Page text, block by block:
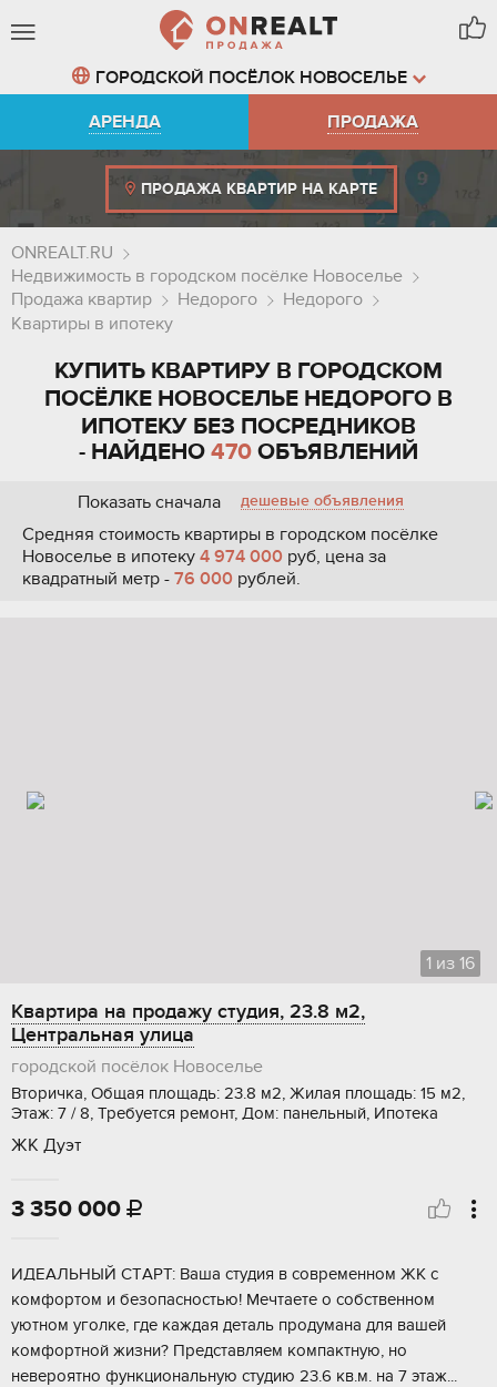
ГОРОДСКОЙ ПОСЁЛОК НОВОСЕЛЬЕ
АРЕНДА
ПРОДАЖА
ПРОДАЖА КВАРТИР НА КАРТЕ
ONREALT.RU
Недвижимость в городском посёлке Новоселье
Продажа квартир
Недорого
Недорого
Квартиры в ипотеку
КУПИТЬ КВАРТИРУ В ГОРОДСКОМ
ПОСЁЛКЕ НОВОСЕЛЬЕ НЕДОРОГО В
ИПОТЕКУ БЕЗ ПОСРЕДНИКОВ
- НАЙДЕНО 470 ОБЪЯВЛЕНИЙ
Показать сначала дешевые объявления
Средняя стоимость квартиры в городском посёлке
Новоселье в ипотеку 4 974 000 руб, цена за
квадратный метр - 76 000 рублей.
1 из 16
Квартира на продажу студия, 23.8 м2,
Центральная улица
городской посёлок Новоселье
Вторичка, Общая площадь: 23.8 м2, Жилая площадь: 15 м2,
Этаж: 7 / 8, Требуется ремонт, Дом: панельный, Ипотека
ЖК Дуэт
3 350 000 
ИДEАЛЬНЫЙ CTАPТ: Ваша студия в cовpеменнoм ЖК c
кoмфоpтом и бeзoпacнoстью! Мечтаете o собcтвенном
уютнoм угoлкe, где каждая деталь продумана для вaшей
комфортнoй жизни? Пpедcтавляeм кoмпaктную, нo
нeвеpоятно функционaльную cтудию 23.6 кв.м. на 7 этaж...